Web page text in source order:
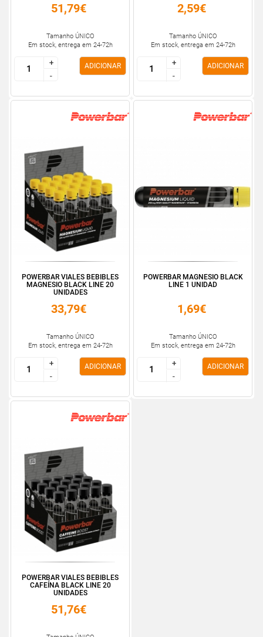
51,79€
Tamanho ÚNICO
Em stock, entrega em 24-72h
+
-
+
-
ADICIONAR
2,59€
Tamanho ÚNICO
Em stock, entrega em 24-72h
+
-
+
-
ADICIONAR
POWERBAR VIALES BEBIBLES
MAGNESIO BLACK LINE 20
UNIDADES
33,79€
Tamanho ÚNICO
Em stock, entrega em 24-72h
+
-
+
-
ADICIONAR
POWERBAR MAGNESIO BLACK
LINE 1 UNIDAD
1,69€
Tamanho ÚNICO
Em stock, entrega em 24-72h
+
-
+
-
ADICIONAR
POWERBAR VIALES BEBIBLES
CAFEÍNA BLACK LINE 20
UNIDADES
51,76€